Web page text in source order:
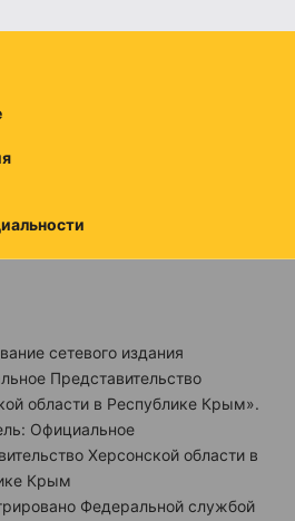
сетевого издания
Представительство
области в Республике Крым».
Официальное
Херсонской области в
Крым
Федеральной службой